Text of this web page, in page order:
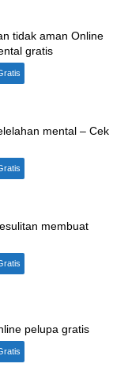
tidak aman Online
gratis
mental – Cek
membuat
pelupa gratis